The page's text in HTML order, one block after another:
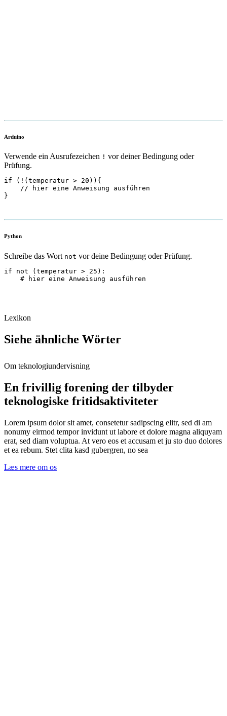
Arduino
Verwende ein Ausrufezeichen ! vor deiner Bedingung oder
Prüfung.
if (!(temperatur > 20)){
    // hier eine Anweisung ausführen
}
Python
Schreibe das Wort not vor deine Bedingung oder Prüfung.
if not (temperatur > 25):
    # hier eine Anweisung ausführen
Lexikon
Siehe ähnliche Wörter
Om teknologiundervisning
En frivillig forening der tilbyder
teknologiske fritidsaktiviteter
Lorem ipsum dolor sit amet, consetetur sadipscing elitr, sed di am
nonumy eirmod tempor invidunt ut labore et dolore magna aliquyam
erat, sed diam voluptua. At vero eos et accusam et ju sto duo dolores
et ea rebum. Stet clita kasd gubergren, no sea
Læs mere om os